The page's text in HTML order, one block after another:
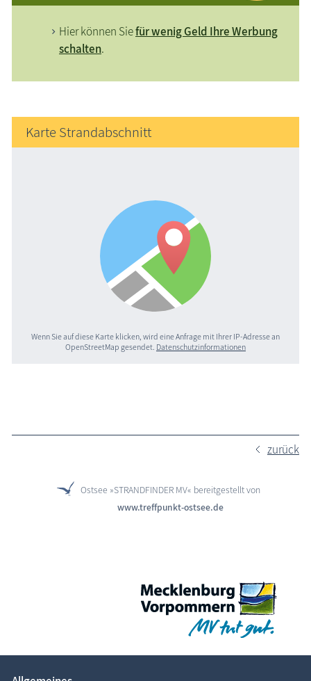
Hier können Siefür wenig Geld Ihre Werbung
schalten.
Karte Strandabschnitt
Wenn Sie auf diese Karte klicken, wird eine Anfrage mit Ihrer IP-Adresse an
OpenStreetMap gesendet. Datenschutzinformationen
zurück
Ostsee »STRANDFINDER MV« bereitgestellt von
www.treffpunkt-ostsee.de